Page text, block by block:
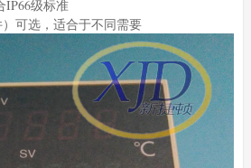
IP66级标准
可选，适合于不同需要